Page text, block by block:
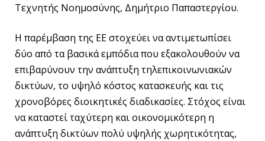
Τεχνητής Νοημοσύνης, Δημήτριο Παπαστεργίου.
Η παρέμβαση της ΕΕ στοχεύει να αντιμετωπίσει
δύο από τα βασικά εμπόδια που εξακολουθούν να
επιβαρύνουν την ανάπτυξη τηλεπικοινωνιακών
δικτύων, το υψηλό κόστος κατασκευής και τις
χρονοβόρες διοικητικές διαδικασίες. Στόχος είναι
να καταστεί ταχύτερη και οικονομικότερη η
ανάπτυξη δικτύων πολύ υψηλής χωρητικότητας,